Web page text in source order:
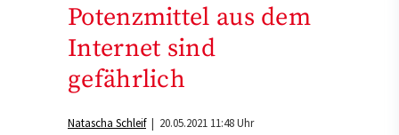
Potenzmittel aus dem
Internet sind
gefährlich
Natascha Schleif| 20.05.2021 11:48 Uhr